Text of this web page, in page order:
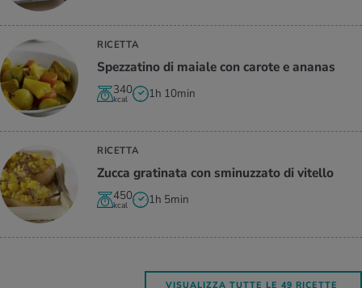
RICETTA
Spez­za­ti­no di ma­ia­le con ca­ro­te e ana­nas
340
kcal 1h 10min
RICETTA
Zucca gra­ti­na­ta con smi­nuz­za­to di vi­tel­lo
450
kcal 1h 5min
VISUALIZZA TUTTE LE 49 RICETTE